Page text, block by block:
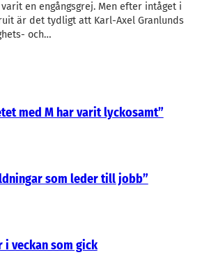
med M har varit lyckosamt”
som leder till jobb”
i veckan som gick
en engångsgrej. Men efter intåget i
är det tydligt att Karl-Axel Granlunds
och…